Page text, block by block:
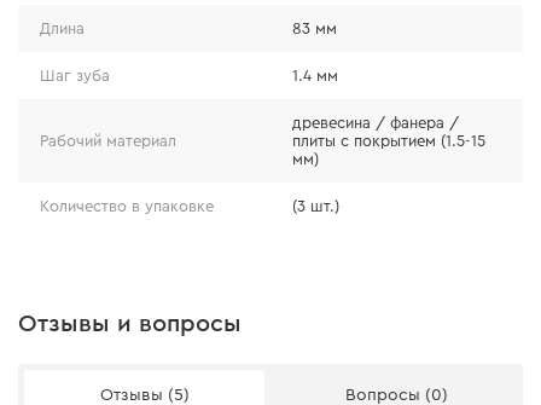
подходит для всех моделей лобзиков с
Длина 83 мм
Шаг зуба 1.4 мм
Рабочий материал
древесина / фанера /
плиты с покрытием (1.5-15
мм)
Количество в упаковке (3 шт.)
Отзывы и вопросы
Отзывы (5) Вопросы (0)